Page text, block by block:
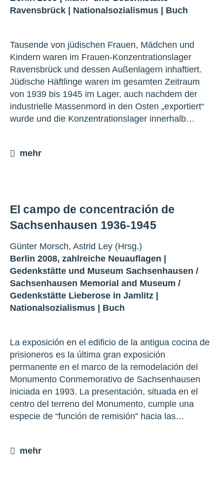
Ravensbrück
Nationalsozialismus Buch
Tausende von jüdischen Frauen, Mädchen und
Kindern waren im Frauen-Konzentrationslager
Ravensbrück und dessen Außenlagern inhaftiert.
Jüdische Häftlinge waren im gesamten Zeitraum
von 1939 bis 1945 im Lager, auch nachdem der
industrielle Massenmord in den Osten „exportiert“
wurde und die Konzentrationslager innerhalb…
mehr
El campo de concentración de
Sachsenhausen 1936-1945
Günter Morsch, Astrid Ley (Hrsg.)
Berlin 2008, zahlreiche Neuauflagen |
Gedenkstätte und Museum Sachsenhausen /
Sachsenhausen Memorial and Museum /
Gedenkstätte Lieberose in Jamlitz
Nationalsozialismus
Buch
La exposición en el edificio de la antigua cocina de
prisioneros es la última gran exposición
permanente en el marco de la remodelación del
Monumento Conmemorativo de Sachsenhausen
iniciada en 1993. La presentación, situada en el
centro del terreno del Monumento, cumple una
especie de “función de remisión” hacia las…
mehr